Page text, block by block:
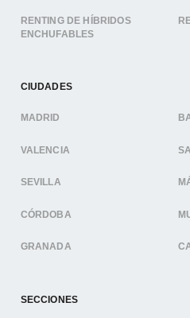
RENTING DE HÍBRIDOS
ENCHUFABLES
CIUDADES
MADRID
VALENCIA
SEVILLA
CÓRDOBA
GRANADA
SECCIONES